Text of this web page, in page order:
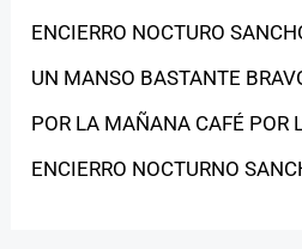
ENCIERRO NOCTURO
UN MANSO BASTANTE
POR LA MAÑANA CAFÉ POR
ENCIERRO NOCTURNO